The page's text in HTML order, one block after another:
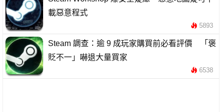
載惡意程式
5893
Steam 調查：逾 9 成玩家購買前必看評價 「褒
貶不一」嚇退大量買家
6538